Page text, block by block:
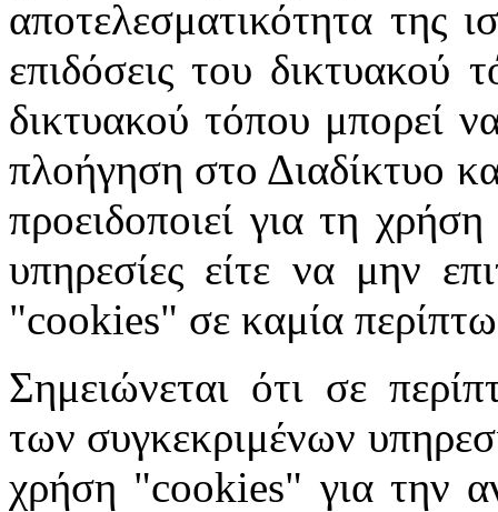
αποτελεσματικότητα της
επιδόσεις του δικτυακού
δικτυακού τόπου μπορεί
πλοήγηση στο Διαδίκτυο
προειδοποιεί για τη
υπηρεσίες είτε να μην
"cookies" σε καμία
Σημειώνεται ότι σε
των συγκεκριμένων
χρήση "cookies" για την